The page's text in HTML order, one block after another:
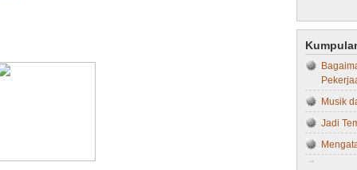
Kimia
4 Jenis
Dapat
10 Kiat
Musik
Jadi